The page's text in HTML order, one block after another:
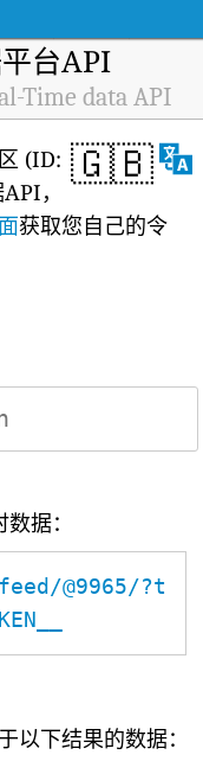
台API
Time data API
🇬🇧
(ID:
，
获取您自己的令
据：
@9965/?t
以下结果的数据：